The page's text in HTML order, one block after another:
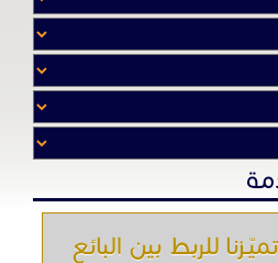
للربط بين البائع